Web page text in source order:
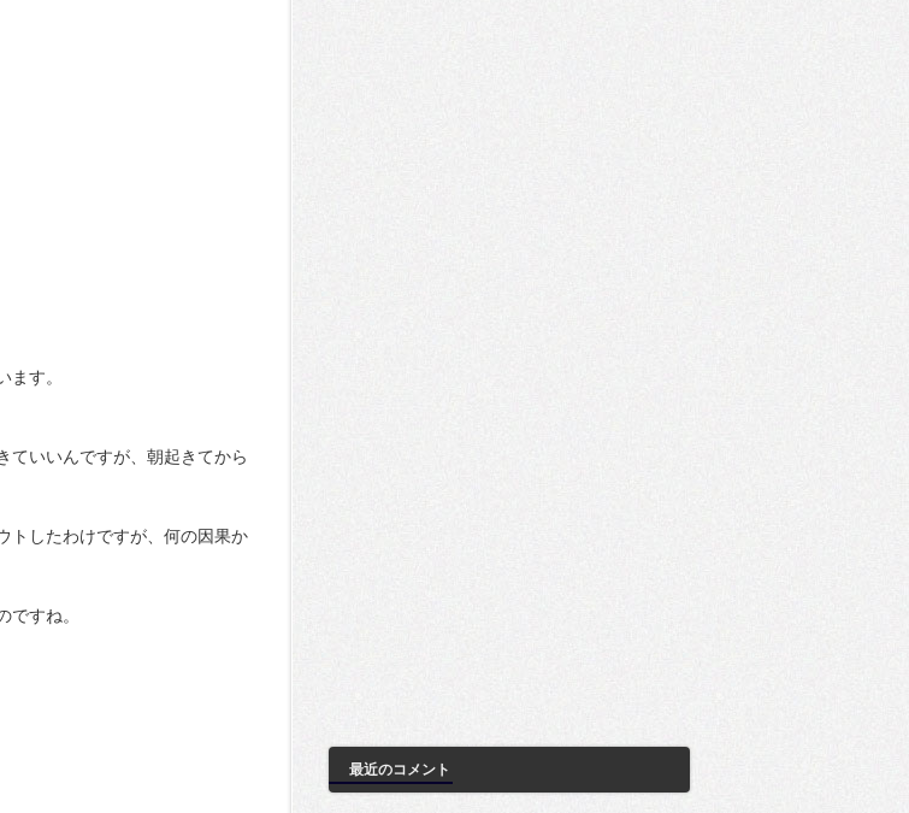
す。
ていいんですが、朝起きてから
トしたわけですが、何の因果か
すね。
最近のコメント